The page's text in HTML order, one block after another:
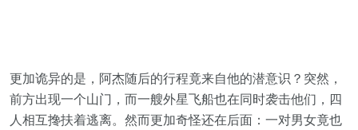
更加诡异的是，阿杰随后的行程竟来自他的潜意识？突然，
前方出现一个山门，而一艘外星飞船也在同时袭击他们，四
人相互搀扶着逃离。然而更加奇怪还在后面：一对男女竟也